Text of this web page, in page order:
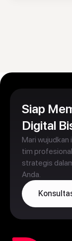
Siap
Digital
Mari
tim
strategis
Anda.